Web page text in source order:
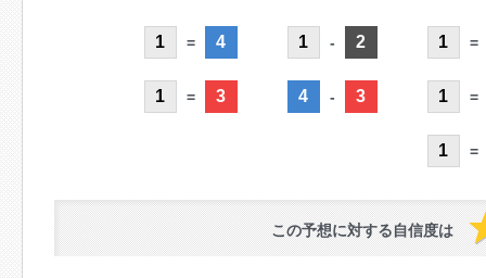
1 = 4
1 = 3
1 - 2
4 - 3
1 =
1 =
1 =
この予想に対する自信度は